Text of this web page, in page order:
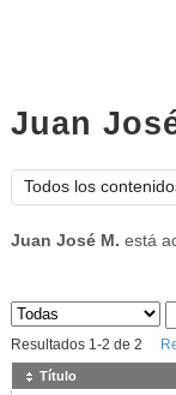
Juan
Todos los
Juan José M. está
Sus archivos
Resultados 1-2 de 2
Título